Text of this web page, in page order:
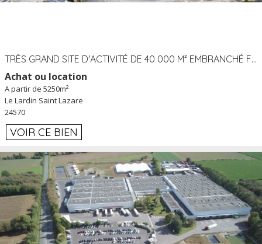
TRÈS GRAND SITE D'ACTIVITÉ DE 40 000 M² EMBRANCHÉ FER AU LARDIN SAINT LAZARE (24) PROCHE A89 À LOUER
Achat ou location
A partir de 5250m²
Le Lardin Saint Lazare
24570
VOIR CE BIEN